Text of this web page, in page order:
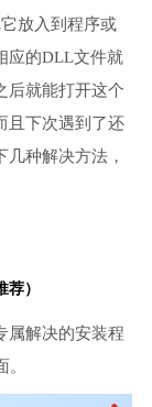
放入到程序或
应的DLL文件就
后就能打开这个
且下次遇到了还
种解决方法，
）
属解决的安装程
。